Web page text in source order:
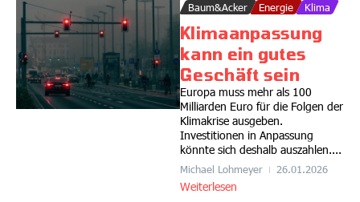
Baum&Acker Energie Klima
Klimaanpassung
kann ein gutes
Geschäft sein
Europa muss mehr als 100
Milliarden Euro für die Folgen der
Klimakrise ausgeben.
Investitionen in Anpassung
könnte sich deshalb auszahlen....
Michael Lohmeyer 26.01.2026
Weiterlesen